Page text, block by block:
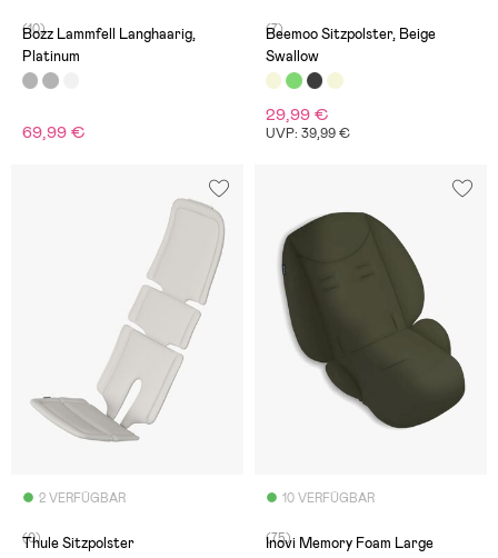
(10)
Bozz Lammfell Langhaarig,
Platinum
69,99 €
(7)
Beemoo Sitzpolster, Beige
Swallow
29,99 €
UVP: 39,99 €
2 VERFÜGBAR
(0)
Thule Sitzpolster
10 VERFÜGBAR
(75)
Inovi Memory Foam Large